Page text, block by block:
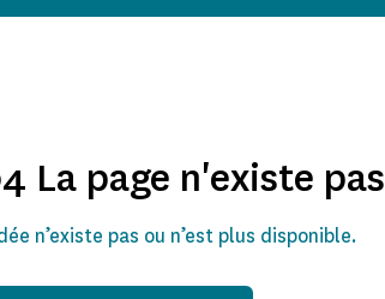
La page n'existe pas
n’existe pas ou n’est plus disponible.